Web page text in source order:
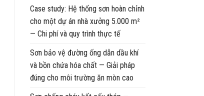
Case study: Hệ thống sơn hoàn chỉnh
cho một dự án nhà xưởng 5.000 m²
— Chi phí và quy trình thực tế
Sơn bảo vệ đường ống dẫn dầu khí
và bồn chứa hóa chất — Giải pháp
đúng cho môi trường ăn mòn cao